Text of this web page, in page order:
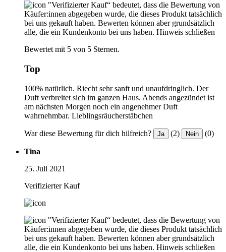
"Verifizierter Kauf“ bedeutet, dass die Bewertung von
Käufer:innen abgegeben wurde, die dieses Produkt tatsächlich
bei uns gekauft haben. Bewerten können aber grundsätzlich
alle, die ein Kundenkonto bei uns haben. Hinweis schließen
Bewertet mit 5 von 5 Sternen.
Top
100% natürlich. Riecht sehr sanft und unaufdringlich. Der
Duft verbreitet sich im ganzen Haus. Abends angezündet ist
am nächsten Morgen noch ein angenehmer Duft
wahrnehmbar. Lieblingsräucherstäbchen
War diese Bewertung für dich hilfreich? Ja (2) Nein (0)
Tina
25. Juli 2021
Verifizierter Kauf
"Verifizierter Kauf“ bedeutet, dass die Bewertung von
Käufer:innen abgegeben wurde, die dieses Produkt tatsächlich
bei uns gekauft haben. Bewerten können aber grundsätzlich
alle, die ein Kundenkonto bei uns haben. Hinweis schließen